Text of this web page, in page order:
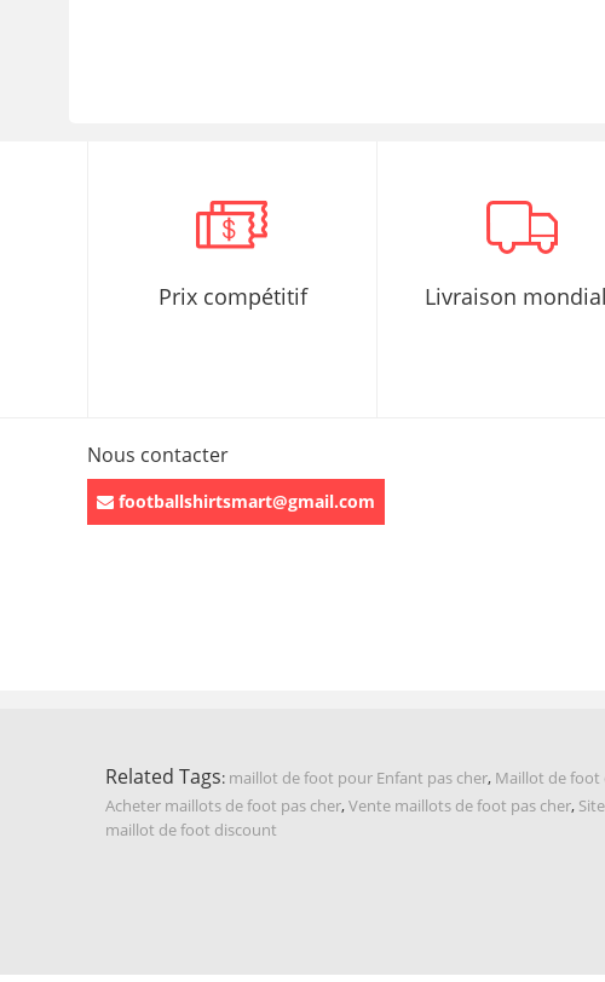
Prix compétitif Livraison
Nous contacter
footballshirtsmart@gmail.com
Related Tags: maillot de foot pour Enfant pas cher, Maillot de foot
Acheter maillots de foot pas cher,Vente maillots de foot pas cher,
maillot de foot discount